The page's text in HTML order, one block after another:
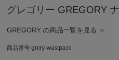
グレゴリー GREGORY
GREGORY の商品一覧を見る ＞
商品番号 grery-wastpack